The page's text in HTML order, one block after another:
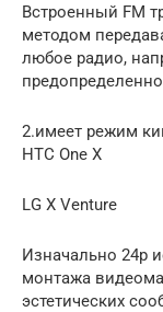
Встроенный FM
методом
любое радио,
2.имеет режим
HTC One X
LG X Venture
Изначально 24р
монтажа
эстетических